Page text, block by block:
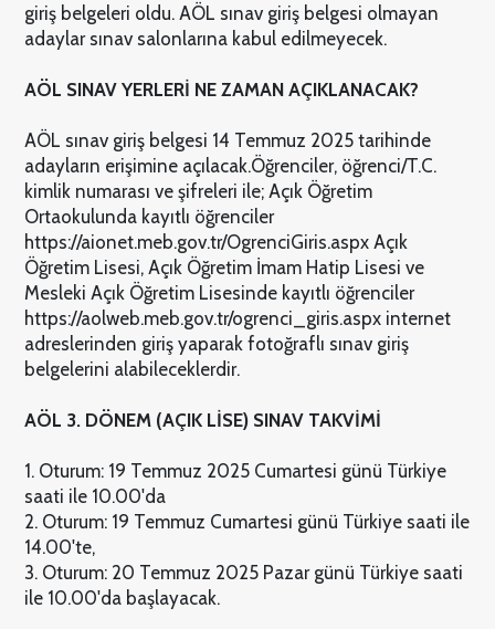
giriş belgeleri oldu. AÖL sınav giriş belgesi olmayan
adaylar sınav salonlarına kabul edilmeyecek.
AÖL SINAV YERLERİ NE ZAMAN AÇIKLANACAK?
AÖL sınav giriş belgesi 14 Temmuz 2025 tarihinde
adayların erişimine açılacak.Öğrenciler, öğrenci/T.C.
kimlik numarası ve şifreleri ile; Açık Öğretim
Ortaokulunda kayıtlı öğrenciler
https://aionet.meb.gov.tr/OgrenciGiris.aspx Açık
Öğretim Lisesi, Açık Öğretim İmam Hatip Lisesi ve
Mesleki Açık Öğretim Lisesinde kayıtlı öğrenciler
https://aolweb.meb.gov.tr/ogrenci_giris.aspx internet
adreslerinden giriş yaparak fotoğraflı sınav giriş
belgelerini alabileceklerdir.
AÖL 3. DÖNEM (AÇIK LİSE) SINAV TAKVİMİ
1. Oturum: 19 Temmuz 2025 Cumartesi günü Türkiye
saati ile 10.00'da
2. Oturum: 19 Temmuz Cumartesi günü Türkiye saati ile
14.00'te,
3. Oturum: 20 Temmuz 2025 Pazar günü Türkiye saati
ile 10.00'da başlayacak.